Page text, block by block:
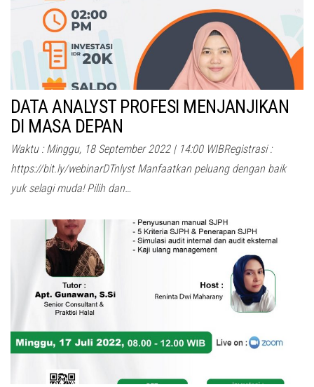
DATA ANALYST PROFESI MENJANJIKAN
DI MASA DEPAN
Waktu : Minggu, 18 September 2022 | 14:00 WIBRegistrasi :
https://bit.ly/webinarDTnlyst Manfaatkan peluang dengan baik
yuk selagi muda! Pilih dan…